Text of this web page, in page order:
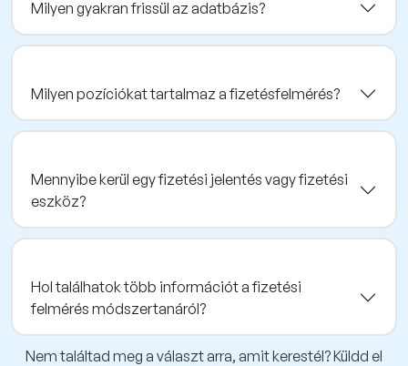
Milyen gyakran frissül az adatbázis?
Milyen pozíciókat tartalmaz a fizetésfelmérés?
Mennyibe kerül egy fizetési jelentés vagy fizetési
eszköz?
Hol találhatok több információt a fizetési
felmérés módszertanáról?
Nem találtad meg a választ arra, amit kerestél? Küldd el